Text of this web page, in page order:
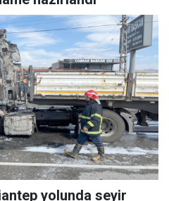
yolunda seyir